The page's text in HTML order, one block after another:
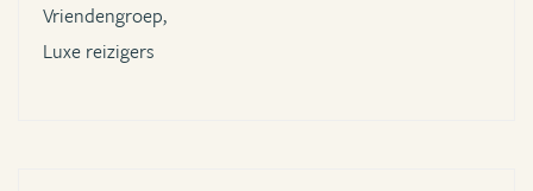
Vriendengroep,
Luxe reizigers